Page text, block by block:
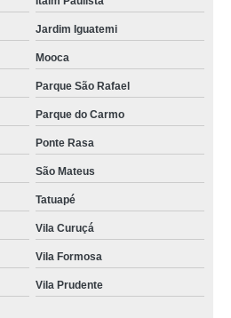
Jardim Iguatemi
Mooca
Parque São Rafael
Parque do Carmo
Ponte Rasa
São Mateus
Tatuapé
Vila Curuçá
Vila Formosa
Vila Prudente